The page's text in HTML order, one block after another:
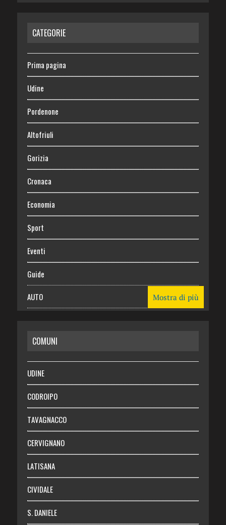
CATEGORIE
Prima pagina
Udine
Pordenone
Altofriuli
Gorizia
Cronaca
Economia
Sport
Eventi
Guide
AUTO
RISPARMIO
SALUTE
Necrologie
Chi siamo
Abbonati
Login
Mostra di più
COMUNI
UDINE
CODROIPO
TAVAGNACCO
CERVIGNANO
LATISANA
CIVIDALE
S. DANIELE